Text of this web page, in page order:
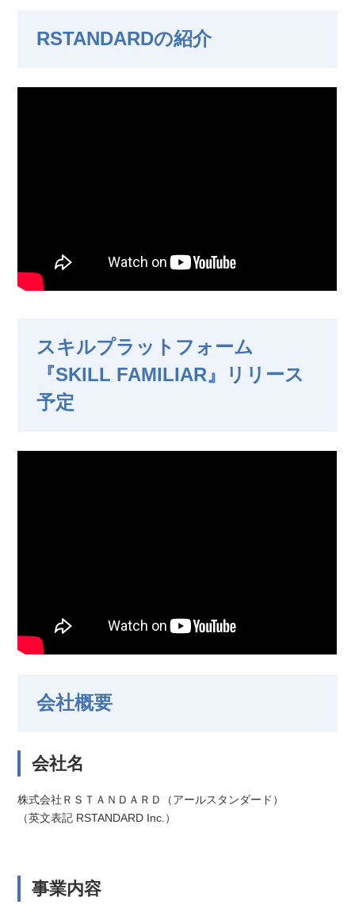
RSTANDARDの紹介
スキルプラットフォーム
『SKILL FAMILIAR』リリース
予定
会社概要
会社名
株式会社ＲＳＴＡＮＤＡＲＤ（アールスタンダード）
（英文表記 RSTANDARD Inc.）
事業内容